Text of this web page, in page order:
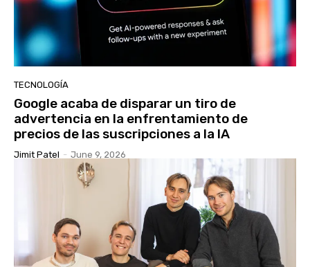
TECNOLOGÍA
Google acaba de disparar un tiro de
advertencia en la enfrentamiento de
precios de las suscripciones a la IA
Jimit Patel - June 9, 2026